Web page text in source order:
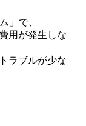
」で、
用が発生しな
ラブルが少な